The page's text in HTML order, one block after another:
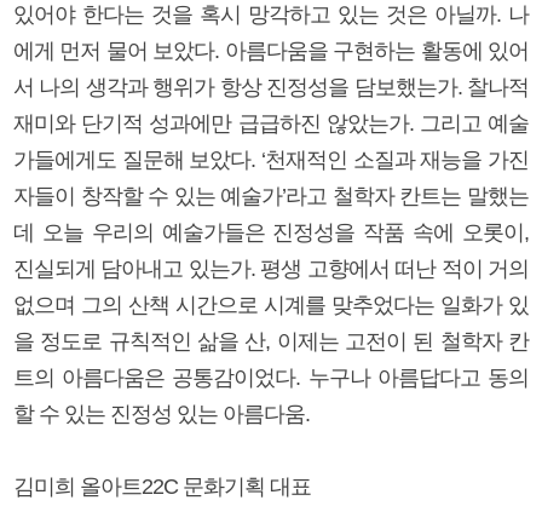
있어야 한다는 것을 혹시 망각하고 있는 것은 아닐까. 나
에게 먼저 물어 보았다. 아름다움을 구현하는 활동에 있어
서 나의 생각과 행위가 항상 진정성을 담보했는가. 찰나적
재미와 단기적 성과에만 급급하진 않았는가. 그리고 예술
가들에게도 질문해 보았다. ‘천재적인 소질과 재능을 가진
자들이 창작할 수 있는 예술가’라고 철학자 칸트는 말했는
데 오늘 우리의 예술가들은 진정성을 작품 속에 오롯이,
진실되게 담아내고 있는가. 평생 고향에서 떠난 적이 거의
없으며 그의 산책 시간으로 시계를 맞추었다는 일화가 있
을 정도로 규칙적인 삶을 산, 이제는 고전이 된 철학자 칸
트의 아름다움은 공통감이었다. 누구나 아름답다고 동의
할 수 있는 진정성 있는 아름다움.
김미희 올아트22C 문화기획 대표